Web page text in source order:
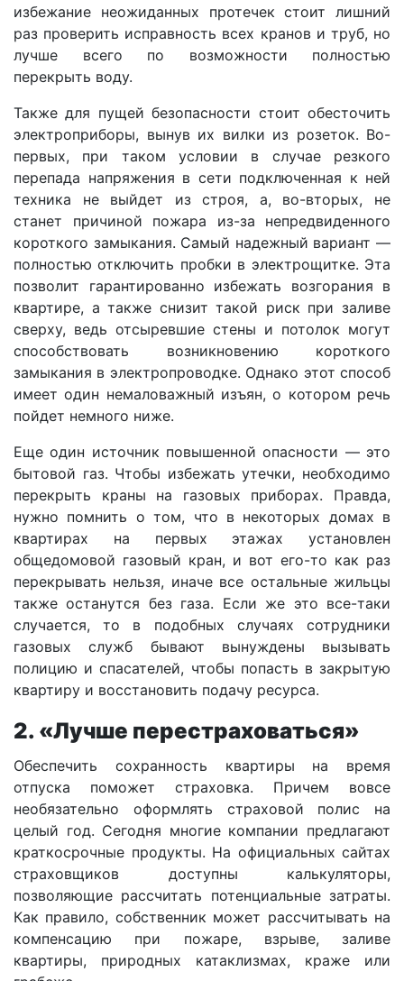
избежание неожиданных протечек стоит лишний
раз проверить исправность всех кранов и труб, но
лучше всего по возможности полностью
перекрыть воду.
Также для пущей безопасности стоит обесточить
электроприборы, вынув их вилки из розеток. Во-
первых, при таком условии в случае резкого
перепада напряжения в сети подключенная к ней
техника не выйдет из строя, а, во-вторых, не
станет причиной пожара из-за непредвиденного
короткого замыкания. Самый надежный вариант —
полностью отключить пробки в электрощитке. Эта
позволит гарантированно избежать возгорания в
квартире, а также снизит такой риск при заливе
сверху, ведь отсыревшие стены и потолок могут
способствовать возникновению короткого
замыкания в электропроводке. Однако этот способ
имеет один немаловажный изъян, о котором речь
пойдет немного ниже.
Еще один источник повышенной опасности — это
бытовой газ. Чтобы избежать утечки, необходимо
перекрыть краны на газовых приборах. Правда,
нужно помнить о том, что в некоторых домах в
квартирах на первых этажах установлен
общедомовой газовый кран, и вот его-то как раз
перекрывать нельзя, иначе все остальные жильцы
также останутся без газа. Если же это все-таки
случается, то в подобных случаях сотрудники
газовых служб бывают вынуждены вызывать
полицию и спасателей, чтобы попасть в закрытую
квартиру и восстановить подачу ресурса.
2. «Лучше перестраховаться»
Обеспечить сохранность квартиры на время
отпуска поможет страховка. Причем вовсе
необязательно оформлять страховой полис на
целый год. Сегодня многие компании предлагают
краткосрочные продукты. На официальных сайтах
страховщиков доступны калькуляторы,
позволяющие рассчитать потенциальные затраты.
Как правило, собственник может рассчитывать на
компенсацию при пожаре, взрыве, заливе
квартиры, природных катаклизмах, краже или